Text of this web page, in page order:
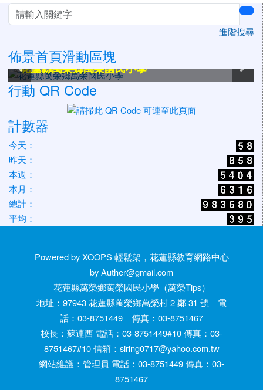
左邊區域內容
進階搜尋
佈景首頁滑動區塊
花蓮縣萬榮鄉萬榮國民小學
花蓮縣萬榮鄉萬榮國民小學
花蓮縣萬榮鄉萬榮國民小學
花蓮縣萬榮鄉萬榮國民小學
花蓮縣萬榮鄉萬榮國民小學
花蓮縣萬榮鄉萬榮國民小學
行動 QR Code
計數器
今天：
昨天：
本週：
本月：
總計：
平均：
Powered by XOOPS 輕鬆架，花蓮縣教育網路中心
by Auther@gmail.com
花蓮縣萬榮鄉萬榮國民小學（萬榮Tips）
地址：97943 花蓮縣萬榮鄉萬榮村 2 鄰 31 號 電
話：03-8751449 傳真：03-8751467
校長：蘇連西 電話：03-8751449#10 傳真：03-
8751467#10 信箱：siring0717@yahoo.com.tw
網站維護：管理員 電話：03-8751449 傳真：03-
8751467